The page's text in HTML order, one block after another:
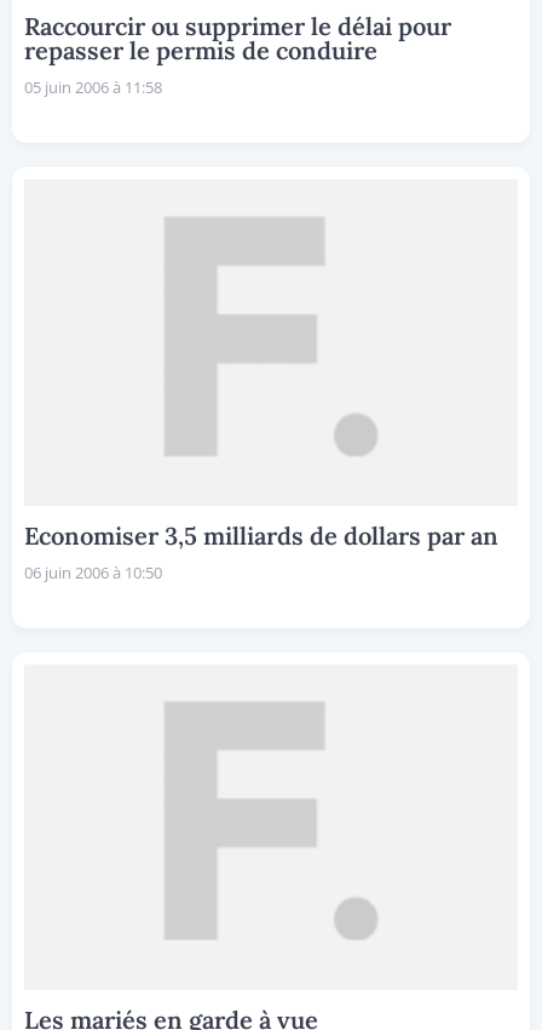
Raccourcir ou supprimer le délai pour
repasser le permis de conduire
05 juin 2006 à 11:58
Economiser 3,5 milliards de dollars par an
06 juin 2006 à 10:50
Les mariés en garde à vue